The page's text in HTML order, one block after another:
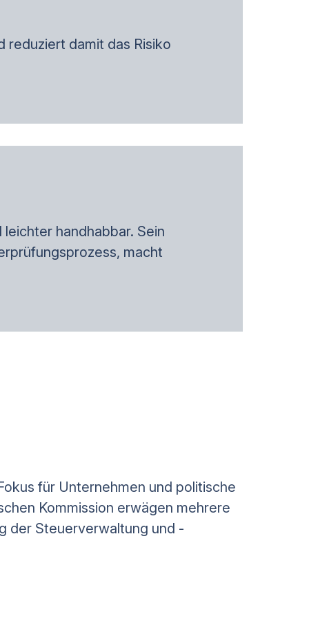
reduziert damit das Risiko
handhabbar. Sein
macht
für Unternehmen und politische
Kommission erwägen mehrere
der Steuerverwaltung und -